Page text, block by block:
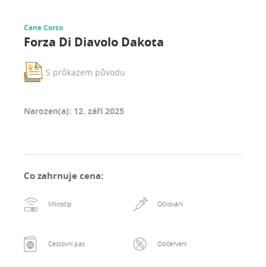
Cane Corso
Forza Di Diavolo Dakota
S průkazem původu
Narozen(a): 12. září 2025
Co zahrnuje cena:
Mikročip Očkování
Cestovní pas Odčervení